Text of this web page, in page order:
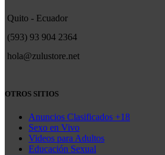
Quito - Ecuador
(593) 93 904 2364
hola@zulustore.net
OTROS SITIOS
Anuncios Clasificados +18
Sexo en Vivo
Videos para Adultos
Educación Sexual